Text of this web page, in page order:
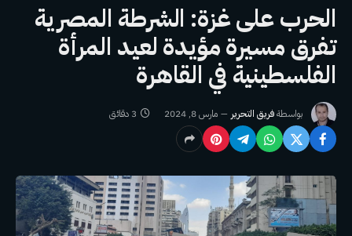
الحرب على غزة: الشرطة المصرية
تفرق مسيرة مؤيدة لعيد المرأة
الفلسطينية في القاهرة
بواسطةفريق التحرير مارس 8, 2024 3 دقائق